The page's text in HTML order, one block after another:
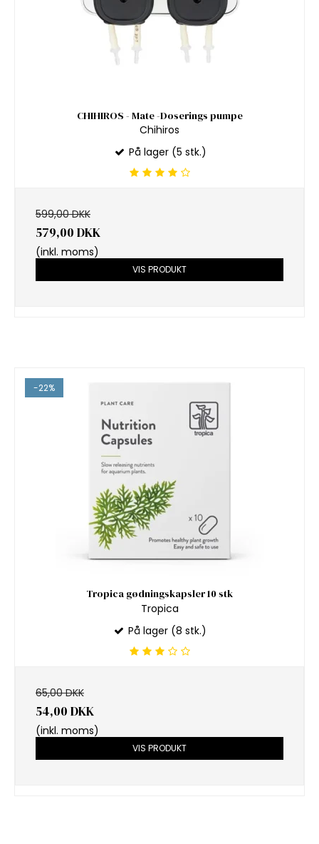
CHIHIROS - Mate -Doserings pumpe
Chihiros
På lager (5 stk.)
599,00 DKK
579,00 DKK
(inkl. moms)
VIS PRODUKT
-22%
Tropica gødningskapsler 10 stk
Tropica
På lager (8 stk.)
65,00 DKK
54,00 DKK
(inkl. moms)
VIS PRODUKT